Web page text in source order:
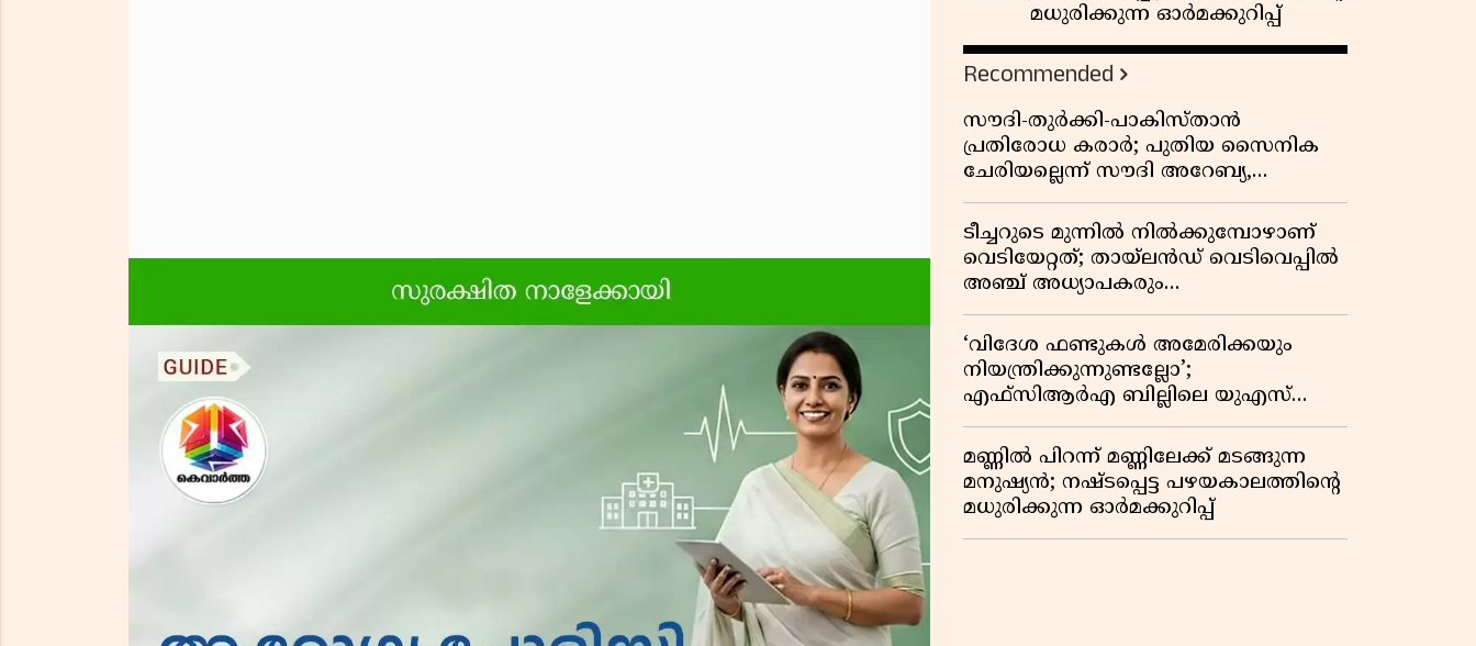
മധുരിക്കുന്ന ഓർമക്കുറിപ്പ്
Recommended
സൗദി-തുർക്കി-പാകിസ്താൻ
പ്രതിരോധ കരാർ; പുതിയ സൈനിക
ചേരിയല്ലെന്ന് സൗദി അറേബ്യ,
വിമർശനവുമായി ഇറാൻ
ടീച്ചറുടെ മുന്നിൽ നിൽക്കുമ്പോഴാണ്
വെടിയേറ്റത്; തായ്‌ലൻഡ് വെടിവെപ്പിൽ
അഞ്ച് അധ്യാപകരും
മുത്തശ്ശീമുത്തശ്ശന്മാരും കൊല്ലപ്പെട്ടു,
മരണസംഖ്യ 7; ഞെട്ടിക്കുന്ന
വെളിപ്പെടുത്തലുകൾ
‘വിദേശ ഫണ്ടുകൾ അമേരിക്കയും
നിയന്ത്രിക്കുന്നുണ്ടല്ലോ’;
എഫ്സിആർഎ ബില്ലിലെ യുഎസ്
വിമർശനങ്ങൾക്ക് മറുപടിയുമായി ഇന്ത്യ
മണ്ണിൽ പിറന്ന് മണ്ണിലേക്ക് മടങ്ങുന്ന
മനുഷ്യൻ; നഷ്ടപ്പെട്ട പഴയകാലത്തിൻ്റെ
മധുരിക്കുന്ന ഓർമക്കുറിപ്പ്